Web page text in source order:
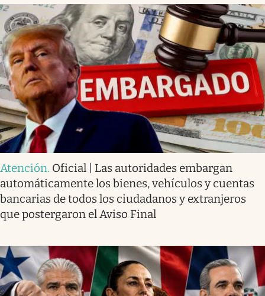
Atención. Oficial | Las autoridades embargan
automáticamente los bienes, vehículos y cuentas
bancarias de todos los ciudadanos y extranjeros
que postergaron el Aviso Final